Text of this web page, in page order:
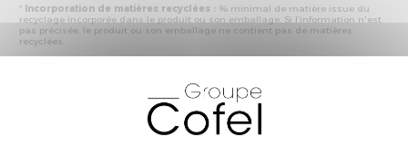
* Incorporation de matières recyclées : % minimal de matière issue du
recyclage incorporée dans le produit ou son emballage. Si l’information n'est
pas précisée, le produit ou son emballage ne contient pas de matières
recyclées.
produite par les processus de recyclage mis en œuvre représente plus de 50
% en masse du déchet collecté
- « produit ou emballage entièrement recyclable » : la matière recyclée
produite par les processus de recyclage mis en œuvre représente plus de 95
% en masse du déchet collecté